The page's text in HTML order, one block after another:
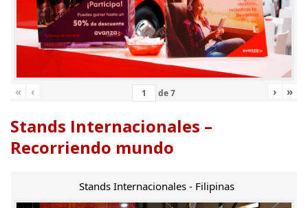
« ‹ de7 › »
Stands Internacionales –
Recorriendo mundo
Stands Internacionales - Filipinas